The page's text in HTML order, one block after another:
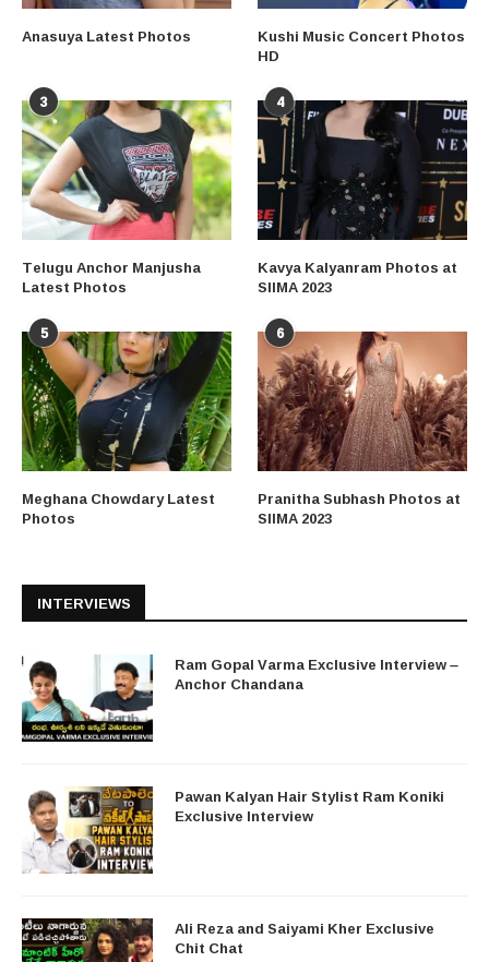
Anasuya Latest Photos Kushi Music Concert Photos
HD
3
Telugu Anchor Manjusha
Latest Photos
4
Kavya Kalyanram Photos at
SIIMA 2023
5
Meghana Chowdary Latest
Photos
6
Pranitha Subhash Photos at
SIIMA 2023
INTERVIEWS
Ram Gopal Varma Exclusive Interview –
Anchor Chandana
Pawan Kalyan Hair Stylist Ram Koniki
Exclusive Interview
Ali Reza and Saiyami Kher Exclusive
Chit Chat